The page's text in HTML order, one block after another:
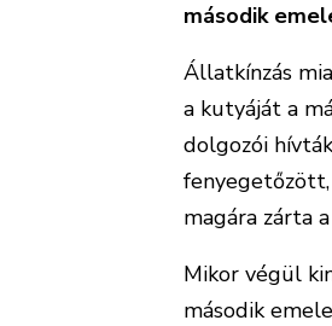
második
Állatkínzás
a kutyáját a
dolgozói
magára zárta
Mikor végül
második